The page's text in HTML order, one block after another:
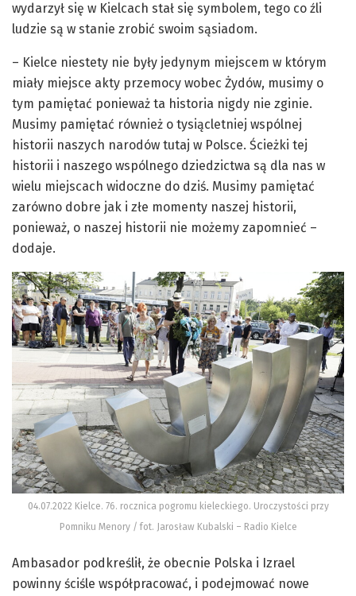
wydarzył się w Kielcach stał się symbolem, tego co źli
ludzie są w stanie zrobić swoim sąsiadom.
– Kielce niestety nie były jedynym miejscem w którym
miały miejsce akty przemocy wobec Żydów, musimy o
tym pamiętać ponieważ ta historia nigdy nie zginie.
Musimy pamiętać również o tysiącletniej wspólnej
historii naszych narodów tutaj w Polsce. Ścieżki tej
historii i naszego wspólnego dziedzictwa są dla nas w
wielu miejscach widoczne do dziś. Musimy pamiętać
zarówno dobre jak i złe momenty naszej historii,
ponieważ, o naszej historii nie możemy zapomnieć –
dodaje.
04.07.2022 Kielce. 76. rocznica pogromu kieleckiego. Uroczystości przy
Pomniku Menory / fot. Jarosław Kubalski – Radio Kielce
Ambasador podkreślił, że obecnie Polska i Izrael
powinny ściśle współpracować, i podejmować nowe